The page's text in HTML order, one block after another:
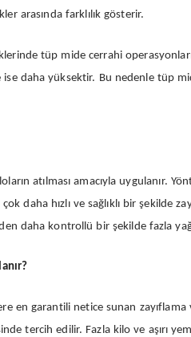
arasında farklılık gösterir.
tüp mide cerrahi
daha yüksektir. Bu nedenle tüp
atılması amacıyla uygulanır.
daha hızlı ve sağlıklı bir şekilde
daha kontrollü bir şekilde fazla
en garantili netice sunan
tercih edilir. Fazla kilo ve aşırı